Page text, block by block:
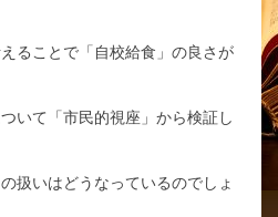
ることで「自校給食」の良さが
いて「市民的視座」から検証し
扱いはどうなっているのでしょ